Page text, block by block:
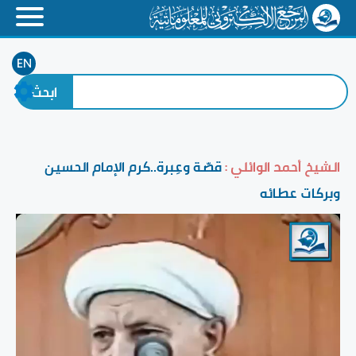
EN
الشيخ أحمد الوائلي :قصّة وعِبرة..كرم الإمام الحسين
وبركات عطائه